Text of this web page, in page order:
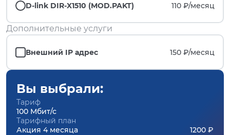
D-link DIR-X1510 (MOD.PAKT) 110 ₽/месяц
Дополнительные услуги
Внешний IP адрес 150 ₽/месяц
Вы выбрали:
Тариф
100 Мбит/с
Тарифный план
Акция 4 месяца
1200 ₽